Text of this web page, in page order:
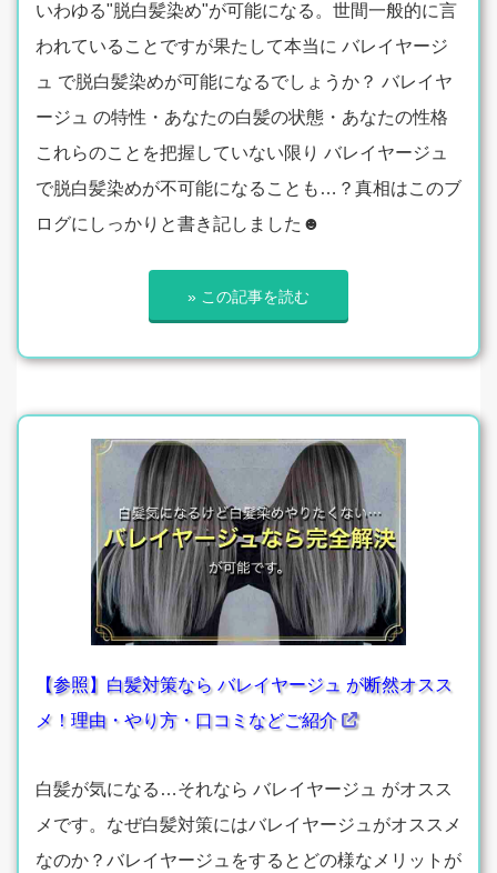
いわゆる"脱白髪染め"が可能になる。世間一般的に言
われていることですが果たして本当に バレイヤージ
ュ で脱白髪染めが可能になるでしょうか？ バレイヤ
ージュ の特性・あなたの白髪の状態・あなたの性格
これらのことを把握していない限り バレイヤージュ
で脱白髪染めが不可能になることも…？真相はこのブ
ログにしっかりと書き記しました☻
» この記事を読む
【参照】白髪対策なら バレイヤージュ が断然オスス
メ！理由・やり方・口コミなどご紹介
白髪が気になる…それなら バレイヤージュ がオスス
メです。なぜ白髪対策にはバレイヤージュがオススメ
なのか？バレイヤージュをするとどの様なメリットが